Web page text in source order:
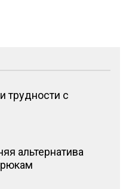
трудности с
альтернатива